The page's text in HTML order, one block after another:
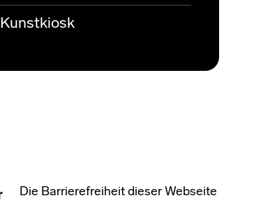
Kunstkiosk
Die Barrierefreiheit dieser Webseite